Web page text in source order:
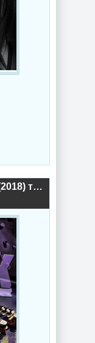
Rock в дорогу -/vol.01-03/ (2018) торрент